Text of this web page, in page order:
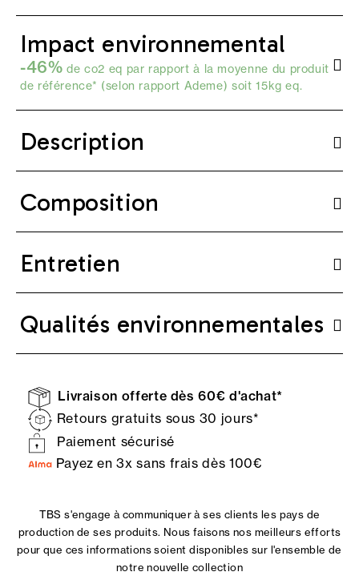
Impact environnemental
-46% de co2 eq par rapport à la moyenne du produit
de référence* (selon rapport Ademe) soit 15kg eq.
Description
Composition
Entretien
Qualités environnementales
Livraison offerte dès 60€ d'achat*
Retours gratuits sous 30 jours*
Paiement sécurisé
Payez en 3x sans frais dès 100€
TBS s'engage à communiquer à ses clients les pays de
production de ses produits. Nous faisons nos meilleurs efforts
pour que ces informations soient disponibles sur l'ensemble de
notre nouvelle collection